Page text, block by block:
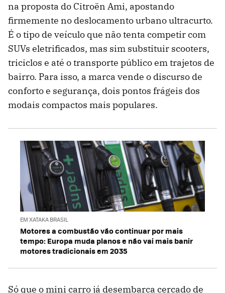
na proposta do Citroën Ami, apostando
firmemente no deslocamento urbano ultracurto.
É o tipo de veículo que não tenta competir com
SUVs eletrificados, mas sim substituir scooters,
triciclos e até o transporte público em trajetos de
bairro. Para isso, a marca vende o discurso de
conforto e segurança, dois pontos frágeis dos
modais compactos mais populares.
EM XATAKA BRASIL
Motores a combustão vão continuar por mais
tempo: Europa muda planos e não vai mais banir
motores tradicionais em 2035
Só que o mini carro já desembarca cercado de